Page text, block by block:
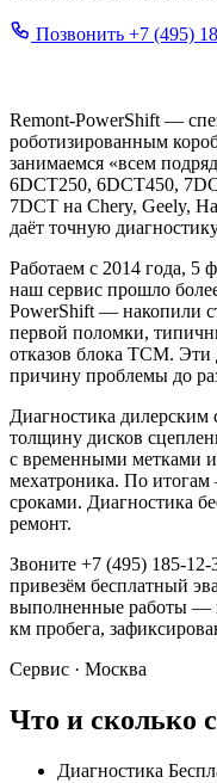
Позвонить +7 (495)
Remont-PowerShift —
роботизированным
занимаемся «всем
6DCT250, 6DCT450,
7DCT на Chery, Geely,
даёт точную
Работаем с 2014 года, 5
наш сервис прошло
PowerShift — накопили
первой поломки,
отказов блока TCM.
причину проблемы до
Диагностика дилерским
толщину дисков
с временными метками
мехатроника. По
сроками. Диагностика
ремонт.
Звоните +7 (495) 185-
привезём бесплатный
выполненные работы —
км пробега,
Сервис · Москва
Что и сколько
Диагностика